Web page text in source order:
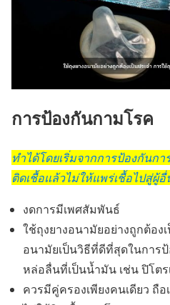
การป้องกันกามโรค
ทำได้โดยเริ่มจากการป้องกันก
ติดเชื้อแล้วไม่ให้แพร่เชื้อไปสู่ผู้
งดการมีเพศสัมพันธ์
ใช้ถุงยางอนามัยอย่างถูกต้อง
อนามัยเป็นวิธีที่ดีที่สุดในการ
หล่อลื่นที่เป็นน้ำมัน เช่น ปิโตร
ควรมีคู่ครองเพียงคนเดียว ถื